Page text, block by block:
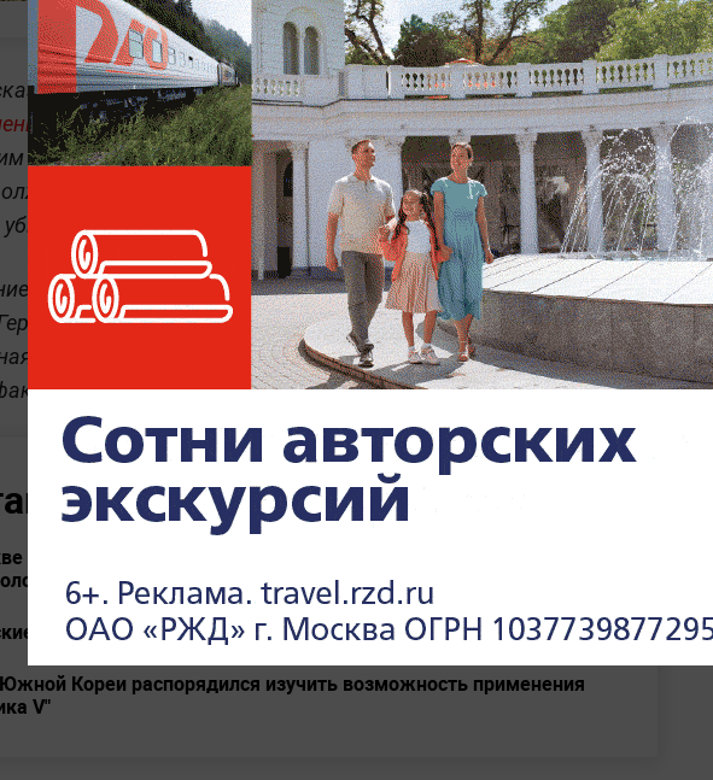
что ещё два года назадСенат Конгресса США принял
о необходимости официального признания геноцида
жестом верхняя палата парламента выразила мнение о том,
помнить об этих чёрных страницах истории и чтить
людях.
армян признали геноцидом и осудили Россия, Польша,
и многие другие, а также Всемирный совет церквей.
историография Турции и Азербайджанской Республики
геноцида.
ещё:
почти всех задержанных на акции отпустили без составления
силы ПВО отразили ракетную атаку со стороны Израиля
Кореи распорядился изучить возможность применения
V"